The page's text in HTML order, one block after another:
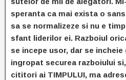
speranta ca mai exista o
sa se normalizeze si nu e
sfant liderilor ei. Razboiul
se incepe usor, dar se incheie
ingropat securea razboiului
cititori ai TIMPULUI, ma